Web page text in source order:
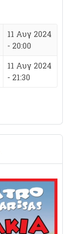
11 Αυγ 2024
- 20:00
11 Αυγ 2024
- 21:30